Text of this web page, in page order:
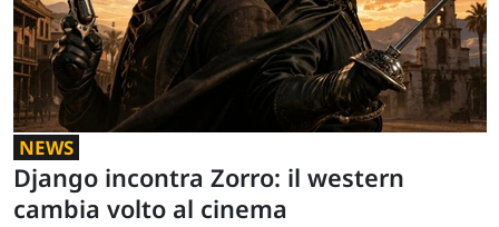
NEWS
Django incontra Zorro: il western
cambia volto al cinema